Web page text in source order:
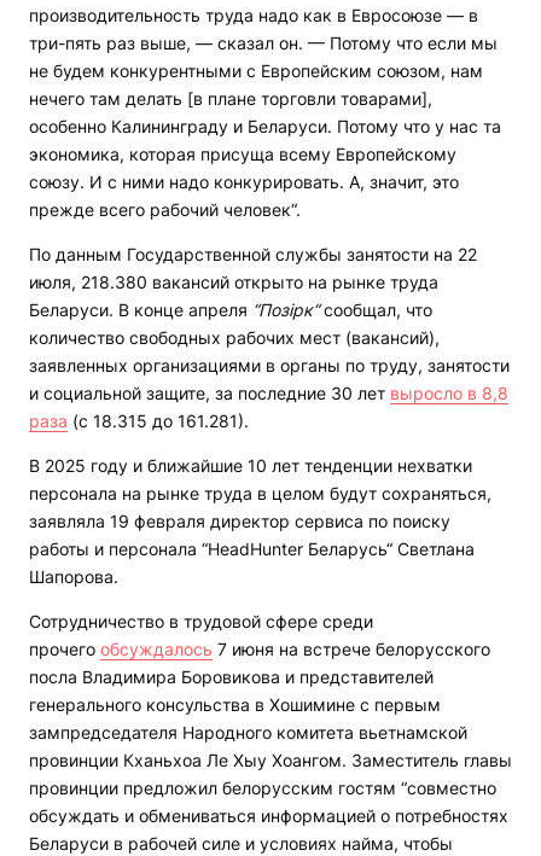
производительность труда надо как в Евросоюзе — в
три-пять раз выше, — сказал он. — Потому что если мы
не будем конкурентными с Европейским союзом, нам
нечего там делать [в плане торговли товарами],
особенно Калининграду и Беларуси. Потому что у нас та
экономика, которая присуща всему Европейскому
союзу. И с ними надо конкурировать. А, значит, это
прежде всего рабочий человек“.
По данным Государственной службы занятости на 22
июля, 218.380 вакансий открыто на рынке труда
Беларуси. В конце апреля “Позірк“сообщал, что
количество свободных рабочих мест (вакансий),
заявленных организациями в органы по труду, занятости
и социальной защите, за последние 30 лет выросло в 8,8
раза (с 18.315 до 161.281).
В 2025 году и ближайшие 10 лет тенденции нехватки
персонала на рынке труда в целом будут сохраняться,
заявляла 19 февраля директор сервиса по поиску
работы и персонала “HeadHunter Беларусь“ Светлана
Шапорова.
Сотрудничество в трудовой сфере среди
прочего обсуждалось 7 июня на встрече белорусского
посла Владимира Боровикова и представителей
генерального консульства в Хошимине с первым
зампредседателя Народного комитета вьетнамской
провинции Кханьхоа Ле Хыу Хоангом. Заместитель главы
провинции предложил белорусским гостям “совместно
обсуждать и обмениваться информацией о потребностях
Беларуси в рабочей силе и условиях найма, чтобы